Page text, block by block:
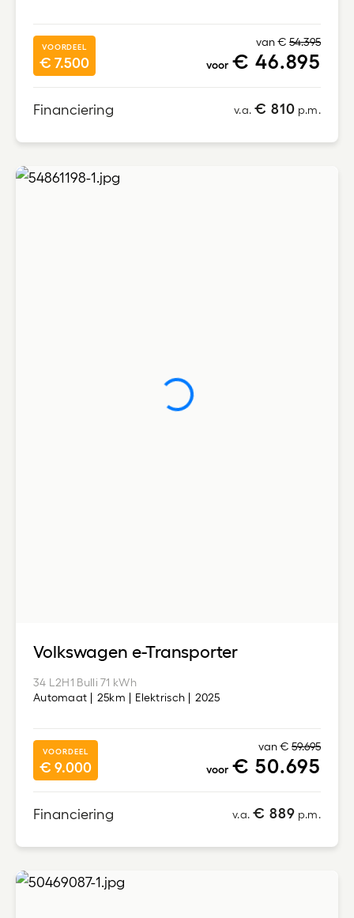
van €54.395
voor € 46.895
VOORDEEL
€ 7.500
Financiering v.a. € 810 p.m.
Volkswagen e-Transporter
34 L2H1 Bulli 71 kWh
Automaat
25km Elektrisch 2025
van €59.695
voor € 50.695
VOORDEEL
€ 9.000
Financiering v.a. € 889 p.m.